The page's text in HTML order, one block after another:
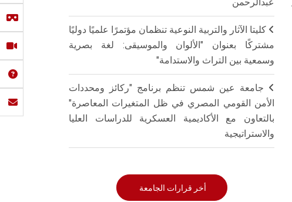
كليتا الآثار والتربية النوعية تنظمان مؤتمرًا علميًا دوليًا
مشتركًا بعنوان "الألوان والموسيقى: لغة بصرية
وسمعية بين التراث والاستدامة"
جامعة عين شمس تنظم برنامج "ركائز ومحددات
الأمن القومي المصري في ظل المتغيرات المعاصرة"
بالتعاون مع الأكاديمية العسكرية للدراسات العليا
والاستراتيجية
أخر قرارات الجامعة